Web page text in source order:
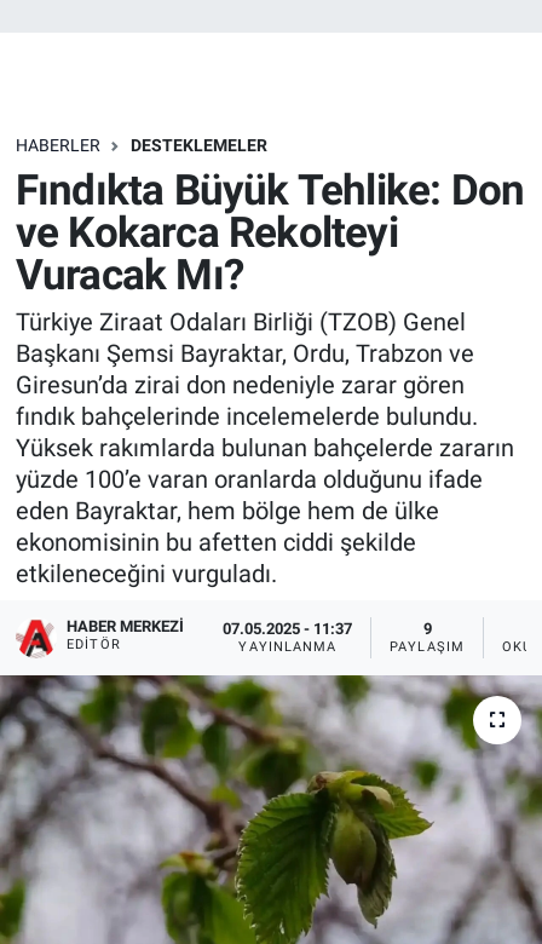
HABERLER DESTEKLEMELER
Fındıkta Büyük Tehlike: Don
ve Kokarca Rekolteyi
Vuracak Mı?
Türkiye Ziraat Odaları Birliği (TZOB) Genel
Başkanı Şemsi Bayraktar, Ordu, Trabzon ve
Giresun’da zirai don nedeniyle zarar gören
fındık bahçelerinde incelemelerde bulundu.
Yüksek rakımlarda bulunan bahçelerde zararın
yüzde 100’e varan oranlarda olduğunu ifade
eden Bayraktar, hem bölge hem de ülke
ekonomisinin bu afetten ciddi şekilde
etkileneceğini vurguladı.
HABER MERKEZI
EDITÖR
07.05.2025 - 11:37
YAYINLANMA
9
PAYLAŞIM